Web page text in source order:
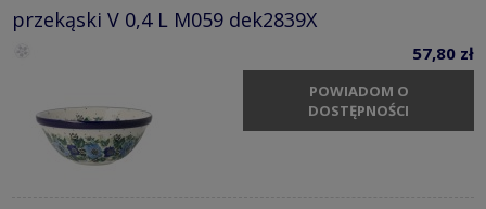
przekąski V 0,4 L M059 dek2839X
57,80 zł
POWIADOM O
DOSTĘPNOŚCI